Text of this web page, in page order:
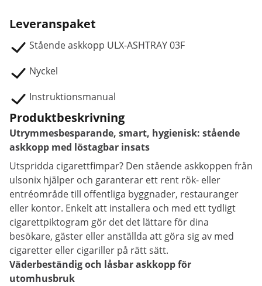
Leveranspaket
Stående askkopp ULX-ASHTRAY 03F
Nyckel
Instruktionsmanual
Produktbeskrivning
Utrymmesbesparande, smart, hygienisk: stående
askkopp med löstagbar insats
Utspridda cigarettfimpar? Den stående askkoppen från
ulsonix hjälper och garanterar ett rent rök- eller
entréområde till offentliga byggnader, restauranger
eller kontor. Enkelt att installera och med ett tydligt
cigarettpiktogram gör det det lättare för dina
besökare, gäster eller anställda att göra sig av med
cigaretter eller cigariller på rätt sätt.
Väderbeständig och låsbar askkopp för
utomhusbruk